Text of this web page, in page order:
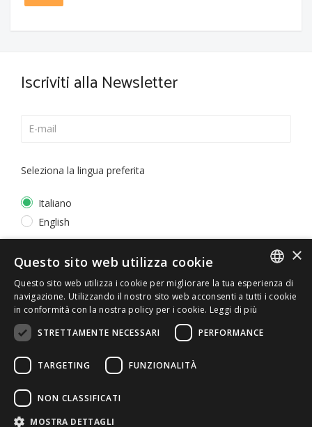
Iscriviti alla Newsletter
Seleziona la lingua preferita
Italiano
English
© 2026 ERGA srl - P.IVA 11173870152 | HALIDON srl -
ITALIAN
×
Questo sito web utilizza cookie
Questo sito web utilizza i cookie per migliorare la tua esperienza di
navigazione. Utilizzando il nostro sito web acconsenti a tutti i cookie
in conformità con la nostra policy per i cookie. Leggi di più
STRETTAMENTE NECESSARI
PERFORMANCE
TARGETING FUNZIONALITÀ
NON CLASSIFICATI
MOSTRA DETTAGLI